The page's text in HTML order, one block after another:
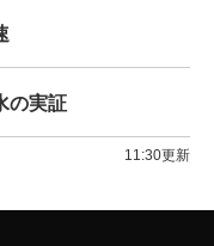
の実証
11:30更新